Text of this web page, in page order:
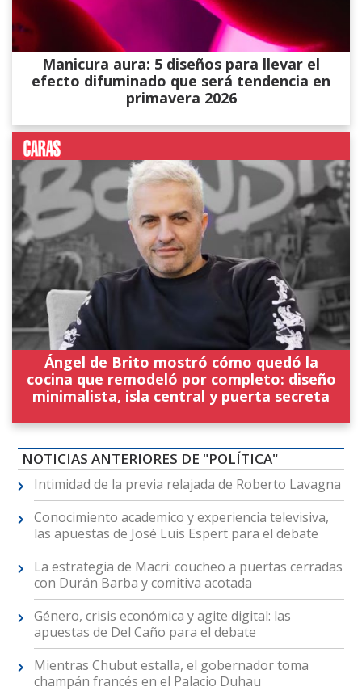
Manicura aura: 5 diseños para llevar el
efecto difuminado que será tendencia en
primavera 2026
Ángel de Brito mostró cómo quedó la
cocina que remodeló por completo: diseño
minimalista, isla central y puerta secreta
NOTICIAS ANTERIORES DE "POLÍTICA"
Intimidad de la previa relajada de Roberto Lavagna
Conocimiento academico y experiencia televisiva,
las apuestas de José Luis Espert para el debate
La estrategia de Macri: coucheo a puertas cerradas
con Durán Barba y comitiva acotada
Género, crisis económica y agite digital: las
apuestas de Del Caño para el debate
Mientras Chubut estalla, el gobernador toma
champán francés en el Palacio Duhau